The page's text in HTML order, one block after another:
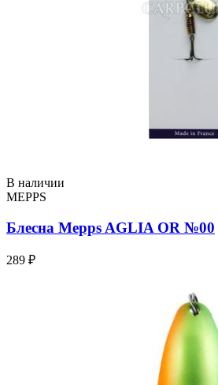
В наличии
MEPPS
Блесна Mepps AGLIA OR №00
289 ₽